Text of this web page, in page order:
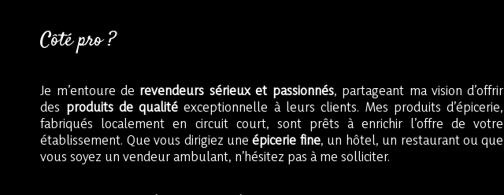
Côté pro ?
Je m’entoure de revendeurs sérieux et passionnés, partageant ma vision d’offrir
des produits de qualité exceptionnelle à leurs clients. Mes produits d’épicerie,
fabriqués localement en circuit court, sont prêts à enrichir l’offre de votre
établissement. Que vous dirigiez uneépicerie fine, un hôtel, un restaurant ou que
vous soyez un vendeur ambulant, n’hésitez pas à me solliciter.